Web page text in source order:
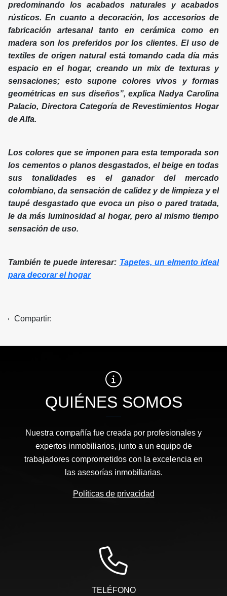
predominando los acabados naturales y acabados
rústicos. En cuanto a decoración, los accesorios de
fabricación artesanal tanto en cerámica como en
madera son los preferidos por los clientes. El uso de
textiles de origen natural está tomando cada día más
espacio en el hogar, creando un mix de texturas y
sensaciones; esto supone colores vivos y formas
geométricas en sus diseños”, explica Nadya Carolina
Palacio, Directora Categoría de Revestimientos Hogar
de Alfa.
Los colores que se imponen para esta temporada son
los cementos o planos desgastados, el beige en todas
sus tonalidades es el ganador del mercado
colombiano, da sensación de calidez y de limpieza y el
taupé desgastado que evoca un piso o pared tratada,
le da más luminosidad al hogar, pero al mismo tiempo
sensación de uso.
También te puede interesar: Tapetes, un elmento ideal
para decorar el hogar
Compartir:
QUIÉNES SOMOS
Nuestra compañía fue creada por profesionales y
expertos inmobiliarios, junto a un equipo de
trabajadores comprometidos con la excelencia en
las asesorías inmobiliarias.
Políticas de privacidad
TELÉFONO